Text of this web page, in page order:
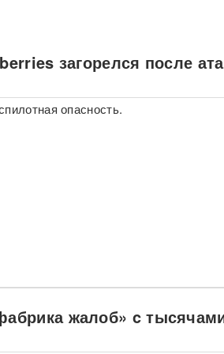
загорелся после
опасность.
жалоб» c